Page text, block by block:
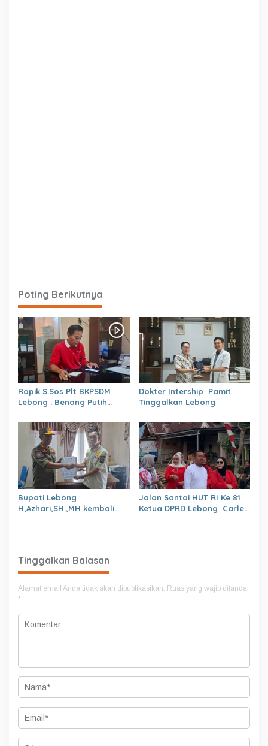
Poting Berikutnya
Ropik S.Sos Plt BKPSDM
Lebong : Benang Putih
dan Isu Buruk Pelayanan
BKPSDM
Dokter Intership Pamit
Tinggalkan Lebong
Bupati Lebong
H,Azhari,SH.,MH kembali
Jalan Santai HUT RI Ke 81
Ketua DPRD Lebong Carles
Tinggalkan Balasan
Alamat email Anda tidak akan dipublikasikan. Ruas yang wajib ditandai
*